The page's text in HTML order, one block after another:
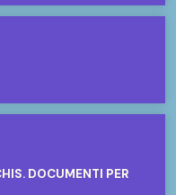
DOCUMENTI PER